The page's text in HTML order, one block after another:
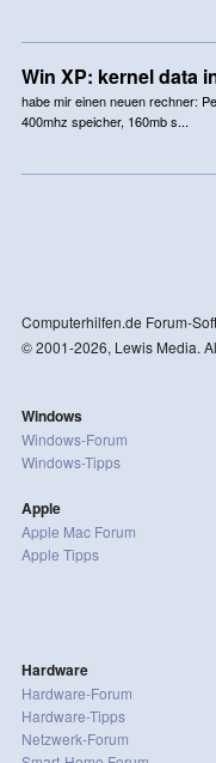
Win XP: kernel data
habe mir einen neuen rechner:
400mhz speicher, 160mb s...
Computerhilfen.de Forum-
© 2001-2026, Lewis Media.
Windows
Windows-Forum
Windows-Tipps
Apple
Apple Mac Forum
Apple Tipps
Hardware
Hardware-Forum
Hardware-Tipps
Netzwerk-Forum